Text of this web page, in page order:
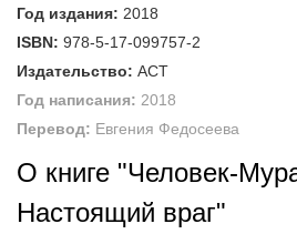
Год издания: 2018
ISBN: 978-5-17-099757-2
Издательство: АСТ
Год написания: 2018
Перевод: Евгения Федосеева
О книге "Человек-
Настоящий враг"